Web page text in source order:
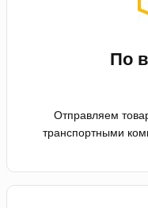
По
Отправляем
транспортными